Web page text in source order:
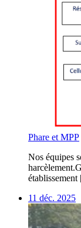
Phare et MPP
Nos équipes
établissement
11 déc. 2025